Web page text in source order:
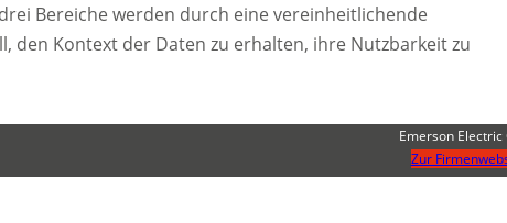
Bereiche werden durch eine vereinheitlichende
den Kontext der Daten zu erhalten, ihre Nutzbarkeit zu
Emerson Electric
Zur